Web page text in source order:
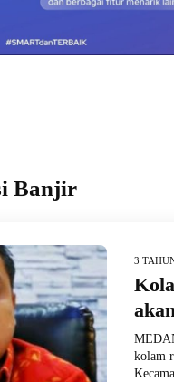
Banjir
3
kolam